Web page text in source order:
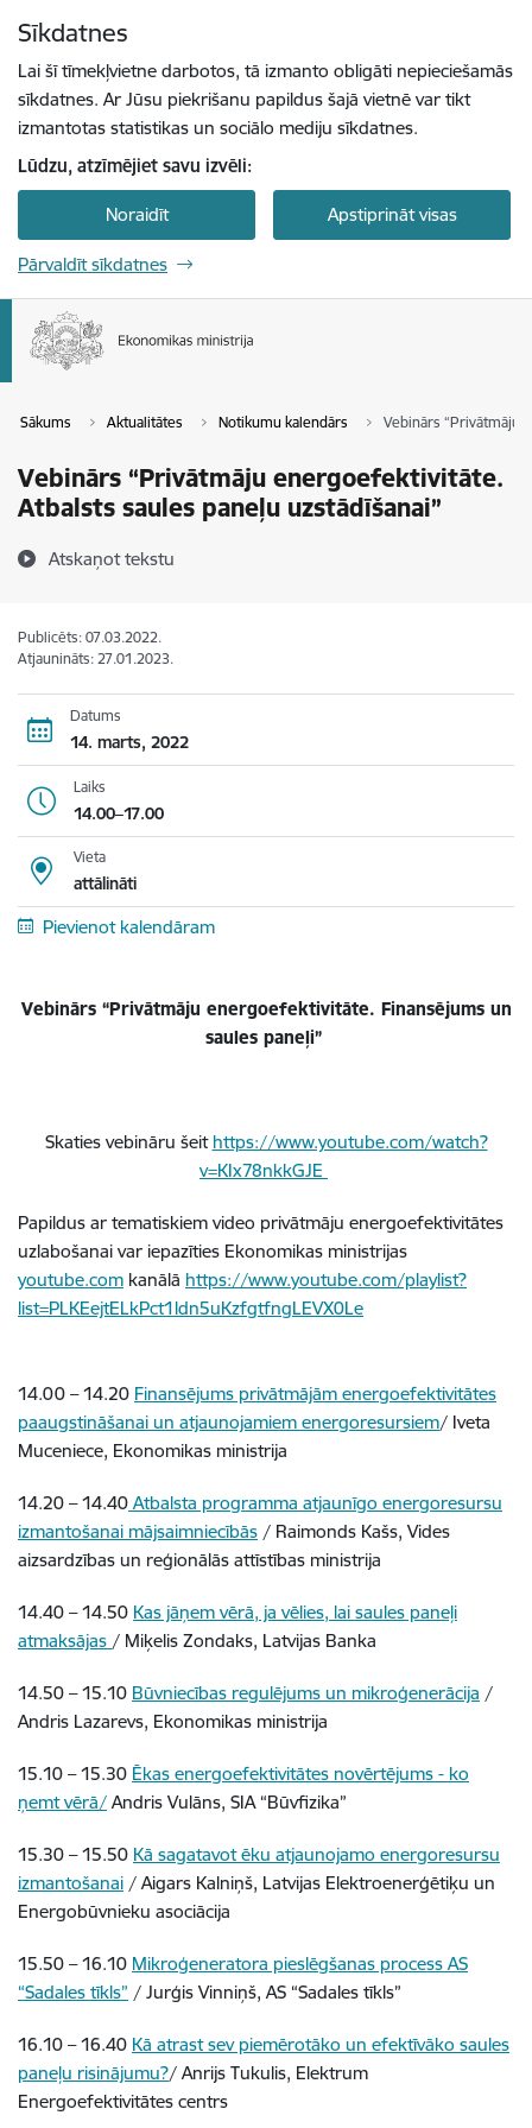
Sīkdatnes
Lai šī tīmekļvietne darbotos, tā izmanto obligāti nepieciešamās
sīkdatnes. Ar Jūsu piekrišanu papildus šajā vietnē var tikt
izmantotas statistikas un sociālo mediju sīkdatnes.
Lūdzu, atzīmējiet savu izvēli:
Noraidīt Apstiprināt visas
Pārvaldīt sīkdatnes
Sākums Aktualitātes Notikumu kalendārs Vebinārs “Privātmāju
Vebinārs “Privātmāju energoefektivitāte.
Atbalsts saules paneļu uzstādīšanai”
Atskaņot tekstu
Publicēts: 07.03.2022.
Atjaunināts: 27.01.2023.
Datums
14. marts, 2022
Laiks
14.00–17.00
Vieta
attālināti
Pievienot kalendāram
Vebinārs “Privātmāju energoefektivitāte. Finansējums un
saules paneļi”
Skaties vebināru šeit https://www.youtube.com/watch?
v=KIx78nkkGJE
Papildus ar tematiskiem video privātmāju energoefektivitātes
uzlabošanai var iepazīties Ekonomikas ministrijas
youtube.com kanālā https://www.youtube.com/playlist?
list=PLKEejtELkPct1ldn5uKzfgtfngLEVX0Le
14.00 – 14.20 Finansējums privātmājām energoefektivitātes
paaugstināšanai un atjaunojamiem energoresursiem/ Iveta
Muceniece, Ekonomikas ministrija
14.20 – 14.40 Atbalsta programma atjaunīgo energoresursu
izmantošanai mājsaimniecībās / Raimonds Kašs, Vides
aizsardzības un reģionālās attīstības ministrija
14.40 – 14.50 Kas jāņem vērā, ja vēlies, lai saules paneļi
atmaksājas / Miķelis Zondaks, Latvijas Banka
14.50 – 15.10 Būvniecības regulējums un mikroģenerācija /
Andris Lazarevs, Ekonomikas ministrija
15.10 – 15.30 Ēkas energoefektivitātes novērtējums - ko
ņemt vērā/ Andris Vulāns, SIA “Būvfizika”
15.30 – 15.50 Kā sagatavot ēku atjaunojamo energoresursu
izmantošanai / Aigars Kalniņš, Latvijas Elektroenerģētiķu un
Energobūvnieku asociācija
15.50 – 16.10 Mikroģeneratora pieslēgšanas process AS
“Sadales tīkls” / Jurģis Vinniņš, AS “Sadales tīkls”
16.10 – 16.40 Kā atrast sev piemērotāko un efektīvāko saules
paneļu risinājumu?/ Anrijs Tukulis, Elektrum
Energoefektivitātes centrs